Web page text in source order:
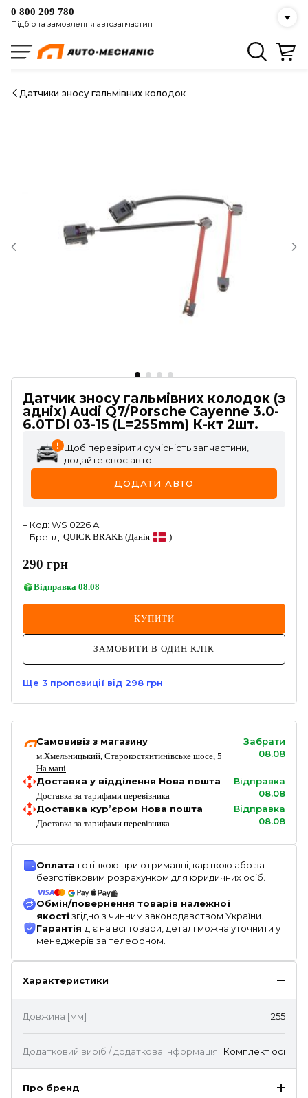
0 800 209 780
Підбір та замовлення автозапчастин
Датчики зносу гальмівних колодок
Датчик зносу гальмівних колодок (з
адніх) Audi Q7/Porsche Cayenne 3.0-
6.0TDI 03-15 (L=255mm) К-кт 2шт.
Щоб перевірити сумісність запчастини,
додайте своє авто
ДОДАТИ АВТО
– Код: WS 0226 A
– Бренд: QUICK BRAKE (Данія )
290 грн
Відправка 08.08
КУПИТИ
ЗАМОВИТИ В ОДИН КЛІК
Ще 3 пропозиції від 298 грн
Самовивіз з магазину
м.Хмельницький, Старокостянтинівське шосе, 5
На мапі
Забрати
08.08
Доставка у відділення Нова пошта
Доставка за тарифами перевізника
Відправка
08.08
Доставка кур’єром Нова пошта
Доставка за тарифами перевізника
Відправка
08.08
Оплата готівкою при отриманні, карткою або за
безготівковим розрахунком для юридичних осіб.
Обмін/повернення товарів належної
якості згідно з чинним законодавством України.
Гарантія діє на всі товари, деталі можна уточнити у
менеджерів за телефоном.
Характеристики
Довжина [мм] 255
Додатковий виріб / додаткова інформація Комплект осі
Про бренд